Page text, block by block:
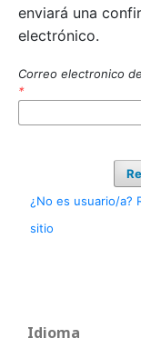
enviará una
electrónico.
Correo electronico
*
¿No es usuario/a?
sitio
Idioma